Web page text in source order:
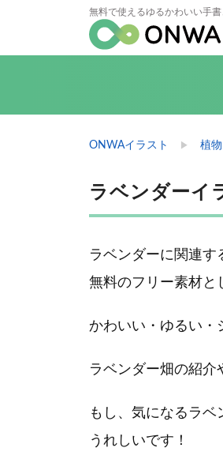
無料で使えるゆるかわいい手
ONWAイラスト 植
ラベンダーイ
ラベンダーに関連す
無料のフリー素材と
かわいい・ゆるい・
ラベンダー畑の紹介
もし、気になるラベ
うれしいです！